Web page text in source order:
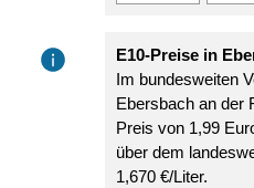
E10-Preise in
Im bundesweiten
Ebersbach an der
Preis von 1,99
über dem
1,670 €/Liter.